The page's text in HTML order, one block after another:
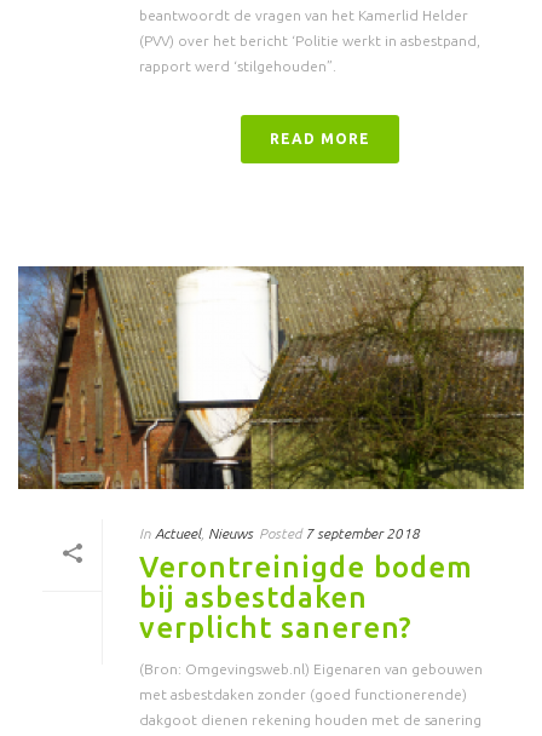
beantwoordt de vragen van het Kamerlid Helder
(PVV) over het bericht ‘Politie werkt in asbestpand,
rapport werd ‘stilgehouden”.
READ MORE
In Actueel, Nieuws Posted 7 september 2018
Verontreinigde bodem
bij asbestdaken
verplicht saneren?
(Bron: Omgevingsweb.nl) Eigenaren van gebouwen
met asbestdaken zonder (goed functionerende)
dakgoot dienen rekening houden met de sanering